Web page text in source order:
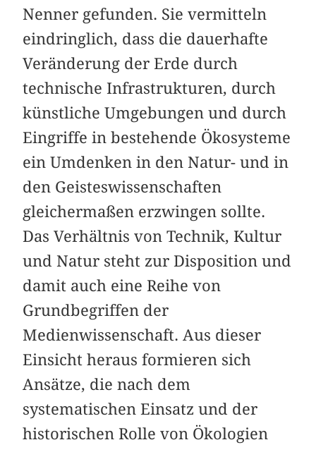
Nenner gefunden. Sie vermitteln
eindringlich, dass die dauerhafte
Veränderung der Erde durch
technische Infrastrukturen, durch
künstliche Umgebungen und durch
Eingriffe in bestehende Ökosysteme
ein Umdenken in den Natur- und in
den Geisteswissenschaften
gleichermaßen erzwingen sollte.
Das Verhältnis von Technik, Kultur
und Natur steht zur Disposition und
damit auch eine Reihe von
Grundbegriffen der
Medienwissenschaft. Aus dieser
Einsicht heraus formieren sich
Ansätze, die nach dem
systematischen Einsatz und der
historischen Rolle von Ökologien